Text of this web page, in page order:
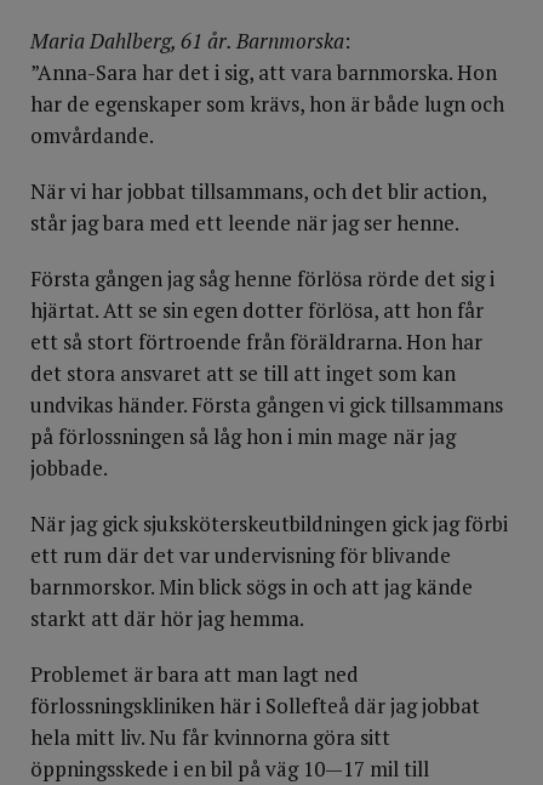
Maria Dahlberg, 61 år. Barnmorska:
”Anna-Sara har det i sig, att vara barnmorska. Hon
har de egenskaper som krävs, hon är både lugn och
omvårdande.
När vi har jobbat tillsammans, och det blir action,
står jag bara med ett leende när jag ser henne.
Första gången jag såg henne förlösa rörde det sig i
hjärtat. Att se sin egen dotter förlösa, att hon får
ett så stort förtroende från föräldrarna. Hon har
det stora ansvaret att se till att inget som kan
undvikas händer. Första gången vi gick tillsammans
på förlossningen så låg hon i min mage när jag
jobbade.
När jag gick sjuksköterskeutbildningen gick jag förbi
ett rum där det var undervisning för blivande
barnmorskor. Min blick sögs in och att jag kände
starkt att där hör jag hemma.
Problemet är bara att man lagt ned
förlossningskliniken här i Sollefteå där jag jobbat
hela mitt liv. Nu får kvinnorna göra sitt
öppningsskede i en bil på väg 10—17 mil till